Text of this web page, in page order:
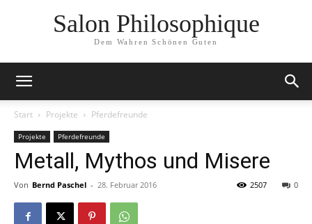
Salon Philosophique
Dem Wahren Schönen Guten
Start Projekte Pferdefreunde
Projekte Pferdefreunde
Metall, Mythos und Misere
Von Bernd Paschel - 28. Februar 2016 0
2507